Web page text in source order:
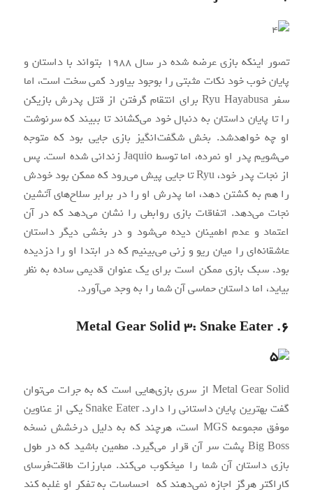
تصور اینکه بازی عرضه شده در سال ۱۹۸۸ بتواند با داستان و
پایان خوب خود نکات مثبتی را بوجود بیاورد کمی سخت است، اما
سفر Ryu Hayabusa برای انتقام گرفتن از قتل پدرش بازیکن
را تا پایان داستان به دنبال خود می‌کشاند تا ببیند که سرنوشت
او چه خواهدشد. بخش شگفت‌انگیز بازی جایی بود که متوجه
می‌شویم پدر او نمرده‌، اما توسط Jaquio زندانی شده‌ است. پس
از نجات پدر خود، Ryu تا جایی پیش می‌رود که ممکن بود خودش
را هم به کشتن دهد، اما پدرش او را در برابر سلاح‌های آتشین
نجات می‌دهد. اتفاقات بازی روابطی را نشان می‌دهد که در آن
اعتماد و عدم اطمینان دیده می‌شود و در بخشی دیگر داستان
عاشقانه‌ای را میان ریو و زنی می‌بینیم که در ابتدا او را دزدیده
بود. سبک بازی ممکن است برای یک عنوان قدیمی ساده به نظر
بیاید، اما داستان حماسی آن شما را به وجد می‌آورد.
۶. Metal Gear Solid 3: Snake Eater
Metal Gear Solid از سری بازی‌هایی است که به جرات می‌توان
گفت بهترین پایان داستانی را دارد. Snake Eater یکی از عناوین
موفق مجموعه MGS است، هرچند که به دلیل درخشش نسخه
Big Boss پشت سر آن قرار می‌گیرد. مطمین باشید که در طول
بازی داستان آن شما را میخکوب می‌کند. مبارزات طاقت‌فرسای
کاراکتر هرگز اجازه نمی‌دهند که احساسات به تفکر او غلبه کند